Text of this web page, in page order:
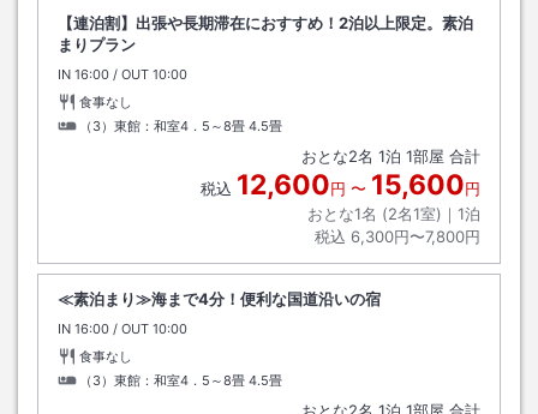
【連泊割】出張や長期滞在におすすめ！2泊以上限定。素泊
まりプラン
IN チェックイン
16:00 / OUT チェックアウト
10:00
食事なし
（3）東館：和室4．5～8畳 4.5畳
おとな2名 1泊 1部屋 合計
税込 12,600円 〜 15,600円
おとな1名 (2名1室)｜ 1泊
税込 6,300円〜7,800円
≪素泊まり≫海まで4分！便利な国道沿いの宿
IN チェックイン
16:00 / OUT チェックアウト
10:00
食事なし
（3）東館：和室4．5～8畳 4.5畳